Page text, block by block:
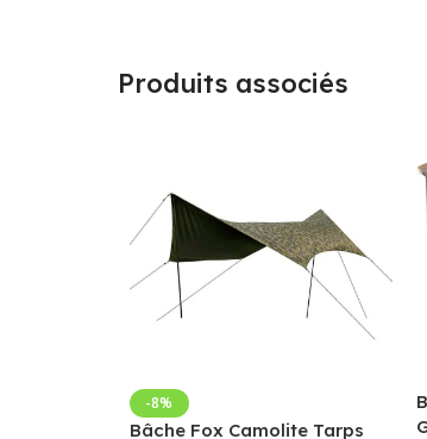
Produits associés
-8%
Bâche Fox Camolite Tarps